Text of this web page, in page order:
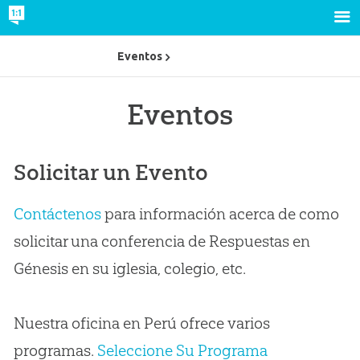
Eventos
Solicitar un Evento
Contáctenospara información acerca de como
solicitar una conferencia de Respuestas en
Génesis en su iglesia, colegio, etc.
Nuestra oficina en Perú ofrece varios
programas. Seleccione Su Programa
Eventos